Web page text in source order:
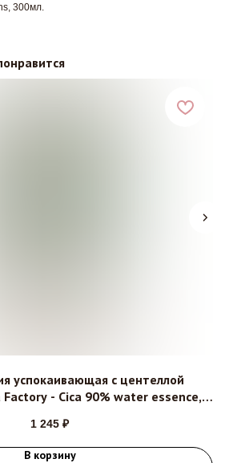
300мл.
успокаивающая с центеллой
Factory - Cica 90% water essence,
1 245 ₽
В корзину